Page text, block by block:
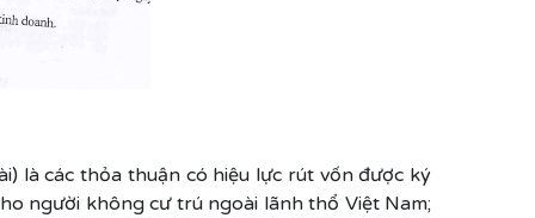
là các thỏa thuận có hiệu lực rút vốn được ký
người không cư trú ngoài lãnh thổ Việt Nam;